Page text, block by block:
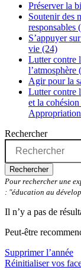
Préserver la
Soutenir des
responsables
S’appuyer
vie (24)
Lutter contre
l’atmosphère
Agir pour la
Lutter contre
et la
Rechercher
Rechercher
Pour rechercher une
: "éducation au
Il n’y a pas de
Peut-être
Supprimer l’année
Réinitialiser vos